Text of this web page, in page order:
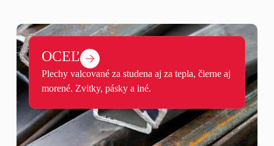
OCEĽ
Plechy valcované za studena aj za tepla, čierne aj
morené. Zvitky, pásky a iné.